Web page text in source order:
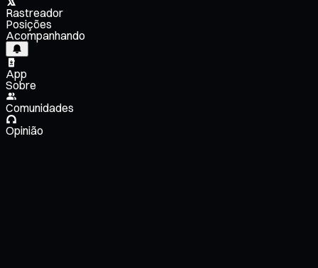
Rastreador
Posições
Acompanhando
App
Sobre
Comunidades
Opinião